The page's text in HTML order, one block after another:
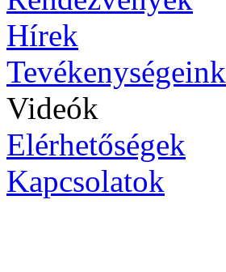
Hírek
Tevékenységeink
Videók
Elérhetőségek
Kapcsolatok